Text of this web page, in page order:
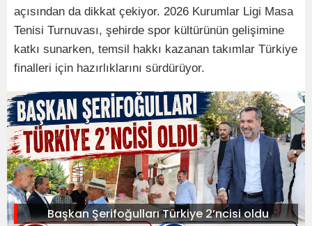
açısından da dikkat çekiyor. 2026 Kurumlar Ligi Masa
Tenisi Turnuvası, şehirde spor kültürünün gelişimine
katkı sunarken, temsil hakkı kazanan takımlar Türkiye
finalleri için hazırlıklarını sürdürüyor.
Başkan Şerifoğulları Türkiye 2’ncisi oldu